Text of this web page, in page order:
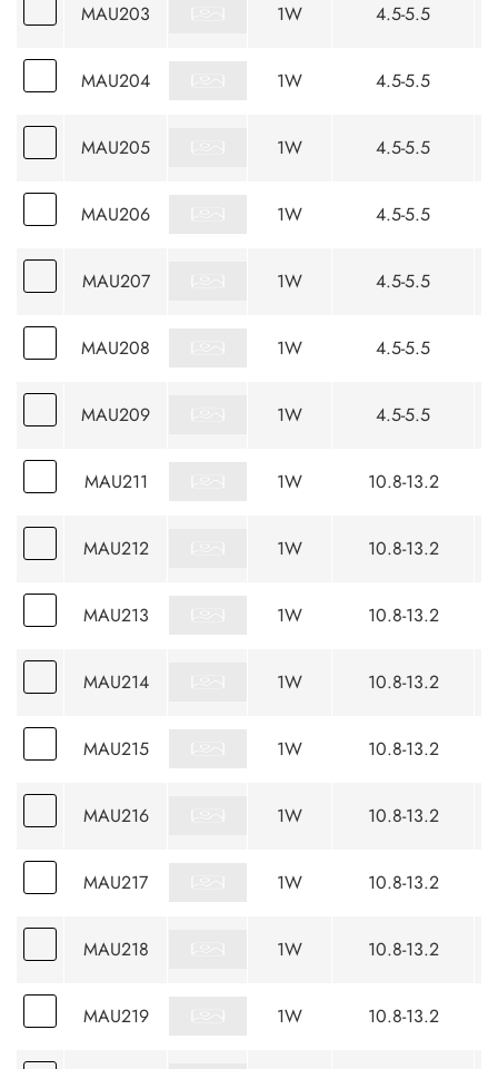
MAU203 1W 4.5-5.5
MAU204 1W 4.5-5.5
MAU205 1W 4.5-5.5
MAU206 1W 4.5-5.5
MAU207 1W 4.5-5.5
MAU208 1W 4.5-5.5
MAU209 1W 4.5-5.5
MAU211 1W 10.8-13.2
MAU212 1W 10.8-13.2
MAU213 1W 10.8-13.2
MAU214 1W 10.8-13.2
MAU215 1W 10.8-13.2
MAU216 1W 10.8-13.2
MAU217 1W 10.8-13.2
MAU218 1W 10.8-13.2
MAU219 1W 10.8-13.2